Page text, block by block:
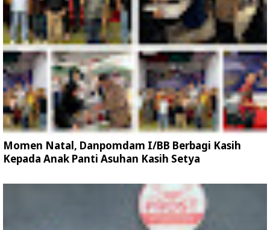
Momen Natal, Danpomdam I/BB Berbagi Kasih
Kepada Anak Panti Asuhan Kasih Setya